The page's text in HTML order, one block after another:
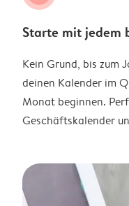
Starte mit jedem
Kein Grund, bis zum
deinen Kalender im
Monat beginnen.
Geschäftskalender